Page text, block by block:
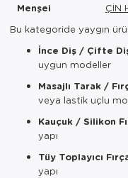
Menşei
ÇİN
Bu kategoride yaygın
İnce Diş / Çifte
uygun modeller
Masajlı Tarak /
veya lastik uçlu
Kauçuk / Silikon
yapı
Tüy Toplayıcı
yapı